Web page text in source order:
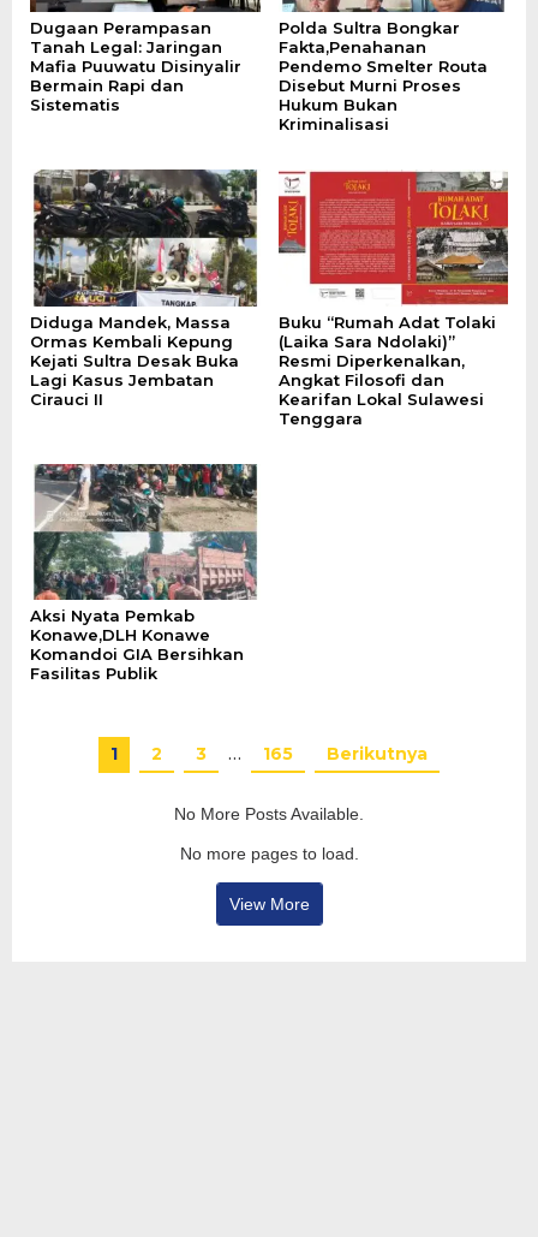
Dugaan Perampasan
Tanah Legal: Jaringan
Mafia Puuwatu Disinyalir
Bermain Rapi dan
Sistematis
Polda Sultra Bongkar
Fakta,Penahanan
Pendemo Smelter Routa
Disebut Murni Proses
Hukum Bukan
Kriminalisasi
Diduga Mandek, Massa
Ormas Kembali Kepung
Kejati Sultra Desak Buka
Lagi Kasus Jembatan
Cirauci II
Buku “Rumah Adat Tolaki
(Laika Sara Ndolaki)”
Resmi Diperkenalkan,
Angkat Filosofi dan
Kearifan Lokal Sulawesi
Tenggara
Aksi Nyata Pemkab
Konawe,DLH Konawe
Komandoi GIA Bersihkan
Fasilitas Publik
1 2 3 … 165 Berikutnya
No More Posts Available.
No more pages to load.
View More